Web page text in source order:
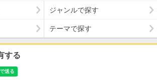
ジャンルで探す
テーマで探す
する